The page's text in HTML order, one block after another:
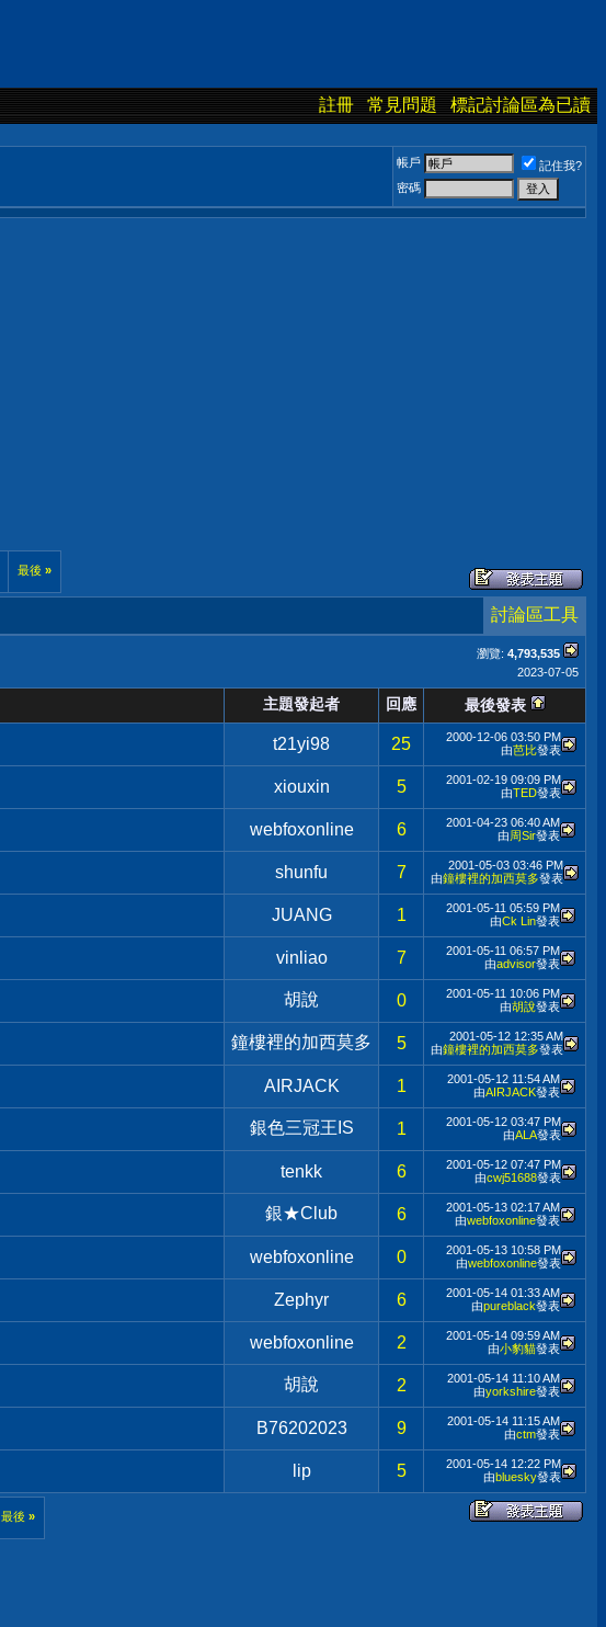
註冊 常見問題 標記討論區為已讀
帳戶
記住我?
密碼
最後 »
討論區工具
瀏覽: 4,793,535
2023-07-05
主題發起者 回應 最後發表
t21yi98 25 2000-12-06 03:50 PM
由芭比發表
xiouxin 5 2001-02-19 09:09 PM
由TED發表
webfoxonline 6 2001-04-23 06:40 AM
由周Sir發表
shunfu 7 2001-05-03 03:46 PM
由鐘樓裡的加西莫多發表
JUANG 1 2001-05-11 05:59 PM
由Ck Lin發表
vinliao 7 2001-05-11 06:57 PM
由advisor發表
胡說 0 2001-05-11 10:06 PM
由胡說發表
鐘樓裡的加西莫多 5 2001-05-12 12:35 AM
由鐘樓裡的加西莫多發表
AIRJACK 1 2001-05-12 11:54 AM
由AIRJACK發表
銀色三冠王IS 1 2001-05-12 03:47 PM
由ALA發表
tenkk 6 2001-05-12 07:47 PM
由cwj51688發表
銀★Club 6 2001-05-13 02:17 AM
由webfoxonline發表
webfoxonline 0 2001-05-13 10:58 PM
由webfoxonline發表
Zephyr 6 2001-05-14 01:33 AM
由pureblack發表
webfoxonline 2 2001-05-14 09:59 AM
由小豹貓發表
胡說 2 2001-05-14 11:10 AM
由yorkshire發表
B76202023 9 2001-05-14 11:15 AM
由ctm發表
lip 5 2001-05-14 12:22 PM
由bluesky發表
最後 »